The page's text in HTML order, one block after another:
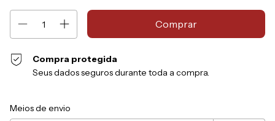
Compra protegida
Seus dados seguros durante toda a compra.
Entregas para o CEP:
Meios de envio